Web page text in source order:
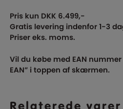
Pris kun DKK 6.499,-
Gratis levering indenfor 1-3
Priser eks. moms.
Vil du købe med EAN
EAN” i toppen af skærmen.
Relaterede varer